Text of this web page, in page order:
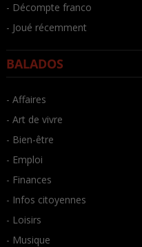
- Décompte franco
- Joué récemment
BALADOS
- Affaires
- Art de vivre
- Bien-être
- Emploi
- Finances
- Infos citoyennes
- Loisirs
- Musique